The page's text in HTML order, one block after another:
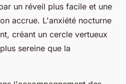
un réveil plus facile et une
accrue. L'anxiété nocturne
créant un cercle vertueux
sereine que la